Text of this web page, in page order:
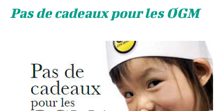
Pas de cadeaux pour les OGM